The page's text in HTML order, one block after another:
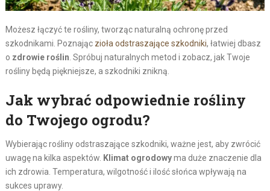
Możesz łączyć te rośliny, tworząc naturalną ochronę przed
szkodnikami. Poznając zioła odstraszające szkodniki, łatwiej dbasz
o zdrowie roślin . Spróbuj naturalnych metod i zobacz, jak Twoje
rośliny będą piękniejsze, a szkodniki znikną.
Jak wybrać odpowiednie rośliny
do Twojego ogrodu?
Wybierając rośliny odstraszające szkodniki, ważne jest, aby zwrócić
uwagę na kilka aspektów. Klimat ogrodowyma duże znaczenie dla
ich zdrowia. Temperatura, wilgotność i ilość słońca wpływają na
sukces uprawy.